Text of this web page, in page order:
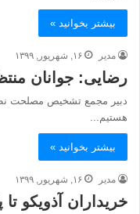
بیشتر بخوانید »
مدیر ۱۶, شهریور, ۱۳۹۹
رضایی: جوانان
دبیر مجمع تشخیص مصلحت
هستیم...
بیشتر بخوانید »
مدیر ۱۶, شهریور, ۱۳۹۹
خریداران آذویکو